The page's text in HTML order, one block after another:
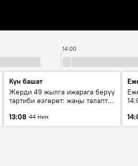
14:00
Күн башат
Жерди 49 жылга ижарага берүү
тартиби өзгөрөт: жаңы талаптар
13:08 44 мин